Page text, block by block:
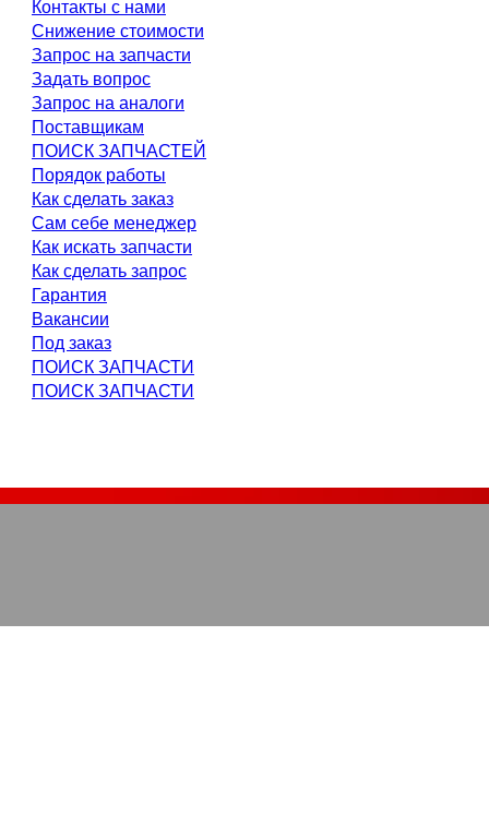
Контакты с нами
Снижение стоимости
Запрос на запчасти
Задать вопрос
Запрос на аналоги
Поставщикам
ПОИСК ЗАПЧАСТЕЙ
Порядок работы
Как сделать заказ
Сам себе менеджер
Как искать запчасти
Как сделать запрос
Гарантия
Вакансии
Под заказ
ПОИСК ЗАПЧАСТИ
ПОИСК ЗАПЧАСТИ